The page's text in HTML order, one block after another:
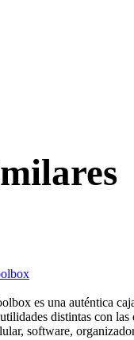
es una auténtica
distintas con
software,